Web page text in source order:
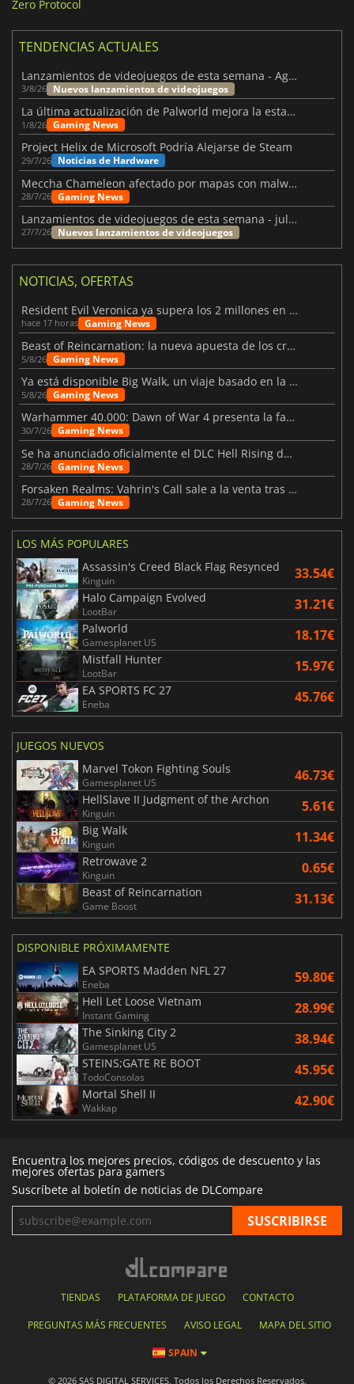
Zero Protocol
TENDENCIAS ACTUALES
Lanzamientos de videojuegos de esta semana - Agosto de 2026 (semana 32)
3/8/26 Nuevos lanzamientos de videojuegos
La última actualización de Palworld mejora la estabilidad
1/8/26 Gaming News
Project Helix de Microsoft Podría Alejarse de Steam
29/7/26 Noticias de Hardware
Meccha Chameleon afectado por mapas con malware y Discord
28/7/26 Gaming News
Lanzamientos de videojuegos de esta semana - julio 2026 (semana 31)
27/7/26 Nuevos lanzamientos de videojuegos
NOTICIAS, OFERTAS
Resident Evil Veronica ya supera los 2 millones en listas de deseados
hace 17 horas Gaming News
Beast of Reincarnation: la nueva apuesta de los creadores de Pokémon
5/8/26 Gaming News
Ya está disponible Big Walk, un viaje basado en la amistad
5/8/26 Gaming News
Warhammer 40.000: Dawn of War 4 presenta la facción de los Necrones
30/7/26 Gaming News
Se ha anunciado oficialmente el DLC Hell Rising de Nioh 3
28/7/26 Gaming News
Forsaken Realms: Vahrin's Call sale a la venta tras una década
28/7/26 Gaming News
LOS MÁS POPULARES
Assassin's Creed Black Flag Resynced
Kinguin 33.54€
Halo Campaign Evolved
LootBar 31.21€
Palworld
Gamesplanet US 18.17€
Mistfall Hunter
LootBar 15.97€
EA SPORTS FC 27
Eneba 45.76€
JUEGOS NUEVOS
Marvel Tokon Fighting Souls
Gamesplanet US 46.73€
HellSlave II Judgment of the Archon
Kinguin 5.61€
Big Walk
Kinguin 11.34€
Retrowave 2
Kinguin 0.65€
Beast of Reincarnation
Game Boost 31.13€
DISPONIBLE PRÓXIMAMENTE
EA SPORTS Madden NFL 27
Eneba 59.80€
Hell Let Loose Vietnam
Instant Gaming 28.99€
The Sinking City 2
Gamesplanet US 38.94€
STEINS;GATE RE BOOT
TodoConsolas 45.95€
Mortal Shell II
Wakkap 42.90€
Encuentra los mejores precios, códigos de descuento y las
mejores ofertas para gamers
Suscríbete al boletín de noticias de DLCompare
TIENDAS PLATAFORMA DE JUEGO CONTACTO
PREGUNTAS MÁS FRECUENTES AVISO LEGAL MAPA DEL SITIO
SPAIN
© 2026 SAS DIGITAL SERVICES, Todos los Derechos Reservados.